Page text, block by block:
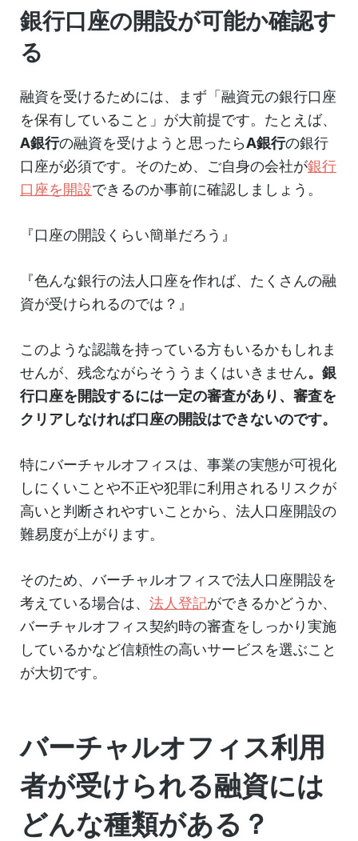
銀行口座の開設が可能か確認す
る
融資を受けるためには、まず「融資元の銀行口座
を保有していること」が大前提です。たとえば、
A銀行の融資を受けようと思ったらA銀行の銀行
口座が必須です。そのため、ご自身の会社が銀行
口座を開設できるのか事前に確認しましょう。
『口座の開設くらい簡単だろう』
『色んな銀行の法人口座を作れば、たくさんの融
資が受けられるのでは？』
このような認識を持っている方もいるかもしれま
せんが、残念ながらそううまくはいきません。銀
行口座を開設するには一定の審査があり、審査を
クリアしなければ口座の開設はできないのです。
特にバーチャルオフィスは、事業の実態が可視化
しにくいことや不正や犯罪に利用されるリスクが
高いと判断されやすいことから、法人口座開設の
難易度が上がります。
そのため、バーチャルオフィスで法人口座開設を
考えている場合は、 法人登記ができるかどうか、
バーチャルオフィス契約時の審査をしっかり実施
しているかなど信頼性の高いサービスを選ぶこと
が大切です。
バーチャルオフィス利用
者が受けられる融資には
どんな種類がある？